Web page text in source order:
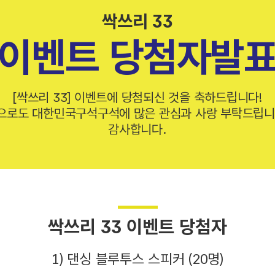
싹쓰리 33
벤트 당첨자발
[싹쓰리 33] 이벤트에 당첨되신 것을 축하드립니다!
로도 대한민국구석구석에 많은 관심과 사랑 부탁드립
감사합니다.
싹쓰리 33 이벤트 당첨자
1) 댄싱 블루투스 스피커 (20명)